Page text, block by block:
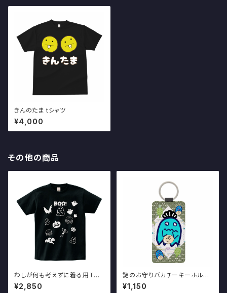
きんのたま tシャツ
¥4,000
その他の商品
わしが何も考えずに着る用Tシ
ャツ 黒
¥2,850
謎のお守りバカチーキーホルダ
ー
¥1,150